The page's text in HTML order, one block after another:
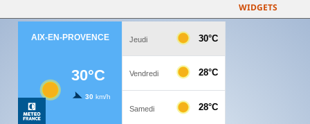
WIDGETS